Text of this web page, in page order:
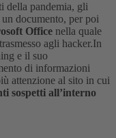
della pandemia, gli
documento, per poi
Office nella quale
agli hacker.In
e il suo
di informazioni
attenzione al sito in cui
sospetti all’interno